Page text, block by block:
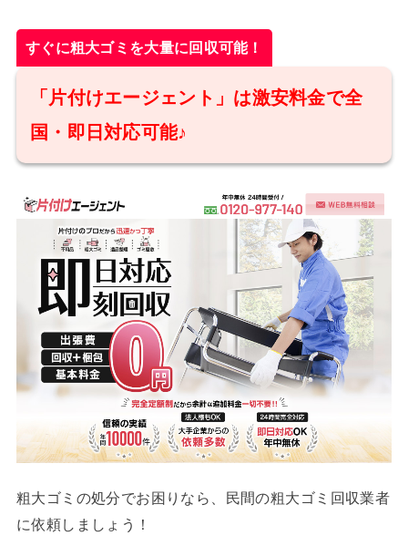
すぐに粗大ゴミを大量に回収可能！
「片付けエージェント」は激安料金で全
国・即日対応可能♪
粗大ゴミの処分でお困りなら、民間の粗大ゴミ回収業者
に依頼しましょう！